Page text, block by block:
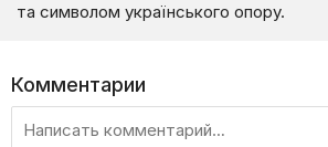
та символом українського опору.
Комментарии